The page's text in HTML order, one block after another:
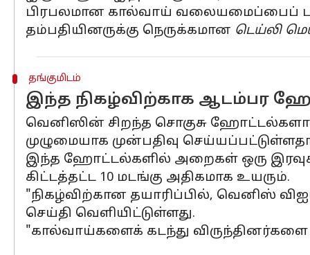
பிரபலமான கால்வாய் வலையமைப்பைப்
தம்பதியினருக்கு நெருக்கமான டெய்லி
தங்குமிடம்
இந்த நிகழ்விற்காக ஆடம்பர
வெனிஸின் சிறந்த சொகுசு
முழுமையாக முன்பதிவு
இந்த ஹோட்டல்களில் அறைகள் ஒரு
கிட்டத்தட்ட 10 மடங்கு அதிகமாக உயரும்.
"நிகழ்விற்கான தயாரிப்பில், வெனிஸ்
செய்தி வெளியிட்டுள்ளது.
"கால்வாய்களைக் கடந்து விருந்தினர்களை